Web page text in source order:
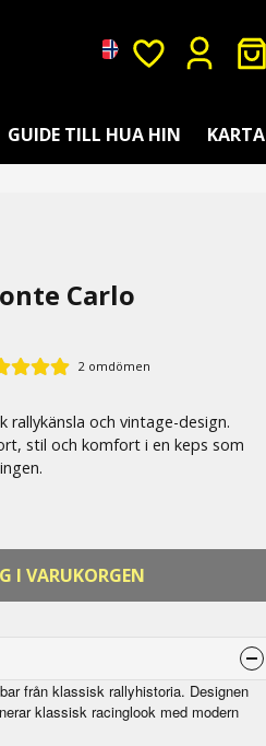
GUIDE TILL HUA HIN KARTA
Carlo
2 omdömen
rallykänsla och vintage-design.
stil och komfort i en keps som
I VARUKORGEN
från klassisk rallyhistoria. Designen
klassisk racinglook med modern